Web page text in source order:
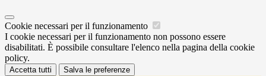
Cookie necessari per il funzionamento
I cookie necessari per il funzionamento non possono essere
disabilitati. È possibile consultare l'elenco nella pagina della cookie
policy.
Accetta tutti Salva le preferenze